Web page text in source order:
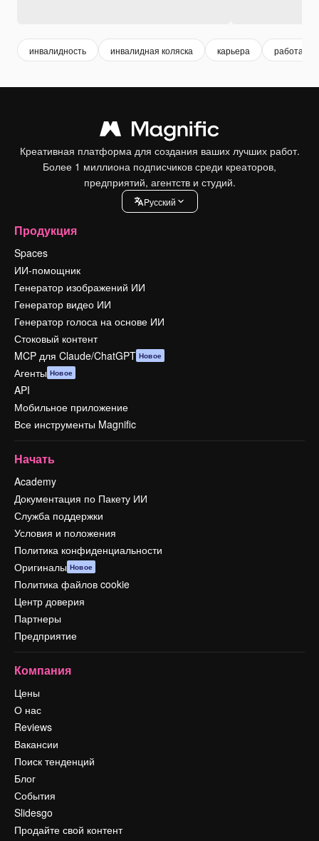
инвалидность инвалидная коляска карьера работа
Креативная платформа для создания ваших лучших работ.
Более 1 миллиона подписчиков среди креаторов,
предприятий, агентств и студий.
Pусский
Продукция
Spaces
ИИ-помощник
Генератор изображений ИИ
Генератор видео ИИ
Генератор голоса на основе ИИ
Стоковый контент
MCP для Claude/ChatGPT Новое
Агенты Новое
API
Мобильное приложение
Все инструменты Magnific
Начать
Academy
Документация по Пакету ИИ
Служба поддержки
Условия и положения
Политика конфиденциальности
Оригиналы Новое
Политика файлов cookie
Центр доверия
Партнеры
Предприятие
Компания
Цены
О нас
Reviews
Вакансии
Поиск тенденций
Блог
События
Slidesgo
Продайте свой контент